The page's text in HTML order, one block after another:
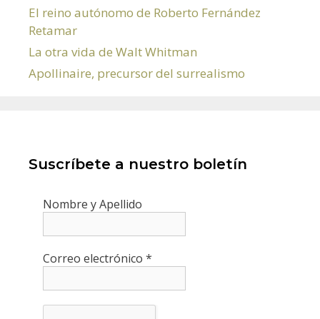
El reino autónomo de Roberto Fernández
Retamar
La otra vida de Walt Whitman
Apollinaire, precursor del surrealismo
Suscríbete a nuestro boletín
Nombre y Apellido
Correo electrónico *